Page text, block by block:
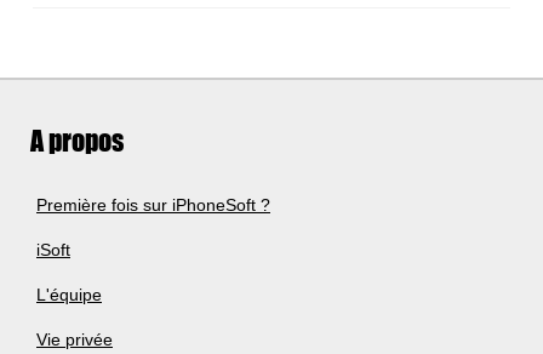
A propos
Première fois sur iPhoneSoft ?
iSoft
L'équipe
Vie privée